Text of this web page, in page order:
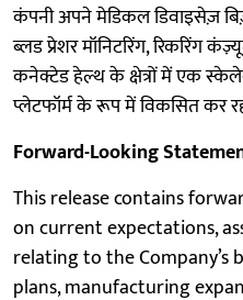
कंपनी अपने मेडिकल डिवाइसेज़
ब्लड प्रेशर मॉनिटरिंग, रिकरिंग
कनेक्टेड हेल्थ के क्षेत्रों में एक
प्लेटफॉर्म के रूप में विकसित कर
Forward-Looking
This release contains
on current expectations,
relating to the Company’s
plans, manufacturing